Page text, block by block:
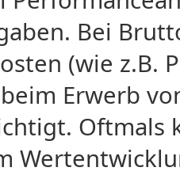
Bei
(wie z.B.
Erwerb
Oftmals